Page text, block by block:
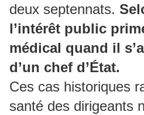
deux septennats.
l’intérêt public
médical quand il
d’un chef d’État.
Ces cas historiques
santé des dirigeants